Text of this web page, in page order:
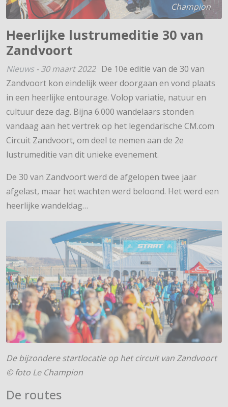
Champion
Heerlijke lustrumeditie 30 van
Zandvoort
Nieuws -30 maart 2022 De 10e editie van de 30 van
Zandvoort kon eindelijk weer doorgaan en vond plaats
in een heerlijke entourage. Volop variatie, natuur en
cultuur deze dag. Bijna 6.000 wandelaars stonden
vandaag aan het vertrek op het legendarische CM.com
Circuit Zandvoort, om deel te nemen aan de 2e
lustrumeditie van dit unieke evenement.
De 30 van Zandvoort werd de afgelopen twee jaar
afgelast, maar het wachten werd beloond. Het werd een
heerlijke wandeldag…
De bijzondere startlocatie op het circuit van Zandvoort
© foto Le Champion
De routes